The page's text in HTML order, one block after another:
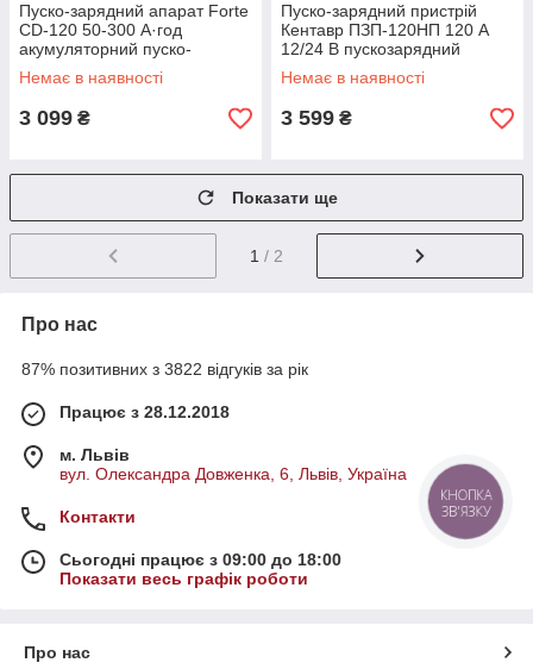
Пуско-зарядний апарат Forte
CD-120 50-300 А·год
акумуляторний пуско-
зарядний пристрій для авто
Немає в наявності
3 099 ₴
Пуско-зарядний пристрій
Кентавр ПЗП-120НП 120 А
12/24 В пускозарядний
пристрій інвертного типу
Немає в наявності
3 599 ₴
Показати ще
1 / 2
Про нас
87% позитивних з 3822 відгуків за рік
Працює з 28.12.2018
м. Львів
вул. Олександра Довженка, 6, Львів, Україна
Контакти
Сьогодні працює з 09:00 до 18:00
Показати весь графік роботи
Про нас
КНОПКА
ЗВ'ЯЗКУ